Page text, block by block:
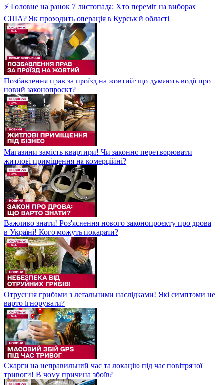
⚡ Головне на ранок 7 листопада: Хто переміг на виборах
США? Як проходить операція в Курській області
Позбавлення прав за проїзд на жовтий: що думають водії про
новий законопроєкт?
Магазини замість квартири! Чи законно перетворювати
житлові приміщення на комерційні?
Важливо знати! Роз'яснення нового законопроєкту про дрова
в Україні! Кого можуть покарати?
Отруєння грибами з летальними наслідками! Які симптоми не
варто ігнорувати?
Скарги на неправильний час та локацію під час повітряної
тривоги! В чому причина збоїв?